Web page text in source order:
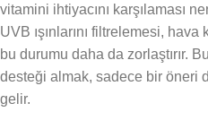
vitamini ihtiyacını karşılaması
UVB ışınlarını filtrelemesi, hava
bu durumu daha da zorlaştırır.
desteği almak, sadece bir öneri
gelir.